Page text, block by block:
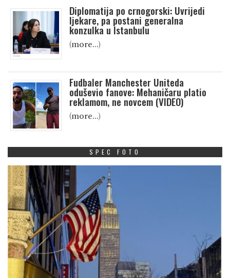
Diplomatija po crnogorski: Uvrijedi
ljekare, pa postani generalna
konzulka u Istanbulu
(more…)
Fudbaler Manchester Uniteda
oduševio fanove: Mehaničaru platio
reklamom, ne novcem (VIDEO)
(more…)
SPEC FOTO